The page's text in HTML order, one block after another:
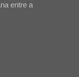
entre a